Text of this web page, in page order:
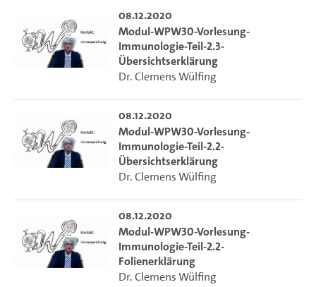
08.12.2020
Modul-WPW30-Vorlesung-
Immunologie-Teil-2.3-
Übersichtserklärung
Dr. Clemens Wülfing
08.12.2020
Modul-WPW30-Vorlesung-
Immunologie-Teil-2.2-
Übersichtserklärung
Dr. Clemens Wülfing
08.12.2020
Modul-WPW30-Vorlesung-
Immunologie-Teil-2.2-
Folienerklärung
Dr. Clemens Wülfing